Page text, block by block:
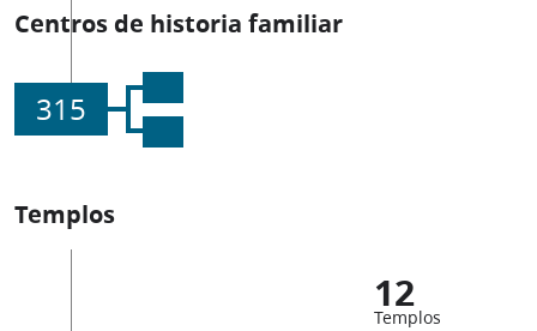
Centros de historia familiar
315
Templos
12
Templos